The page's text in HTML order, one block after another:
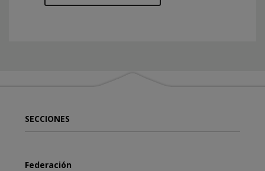
SECCIONES
Federación